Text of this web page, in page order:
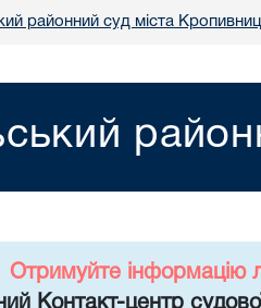
районний суд міста
Отримуйте інформацію
Контакт-центр